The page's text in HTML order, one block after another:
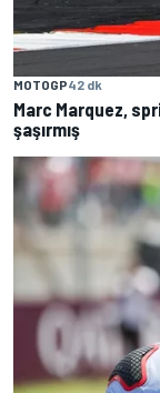
MOTOGP42 dk
Marc Marquez,
şaşırmış